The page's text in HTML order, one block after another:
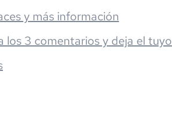
y más información
los 3 comentarios y deja el tuyo